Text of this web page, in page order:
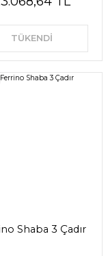
TÜKENDİ
Shaba 3 Çadır